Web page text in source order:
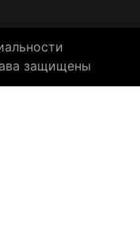
защищены